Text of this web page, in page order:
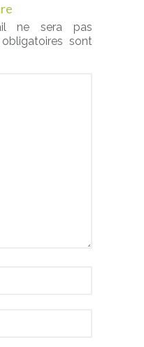
ne sera pas
sont